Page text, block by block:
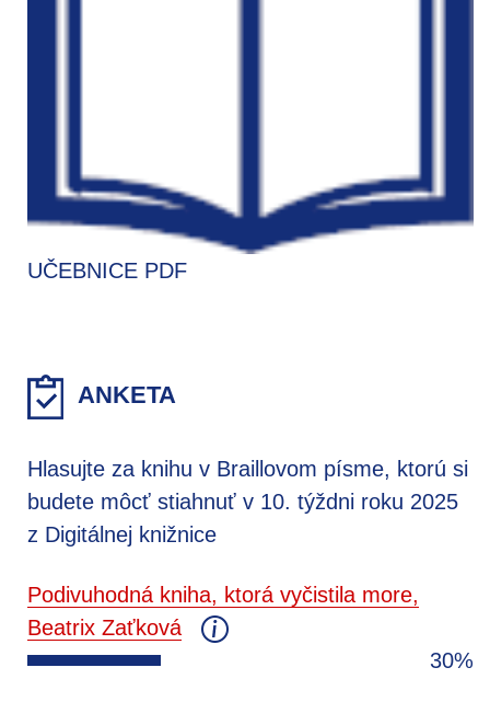
UČEBNICE PDF
ANKETA
Hlasujte za knihu v Braillovom písme, ktorú si
budete môcť stiahnuť v 10. týždni roku 2025
z Digitálnej knižnice
Podivuhodná kniha, ktorá vyčistila more,
Beatrix Zaťková
30%